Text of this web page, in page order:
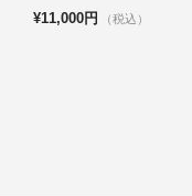
¥11,000円 （税込）